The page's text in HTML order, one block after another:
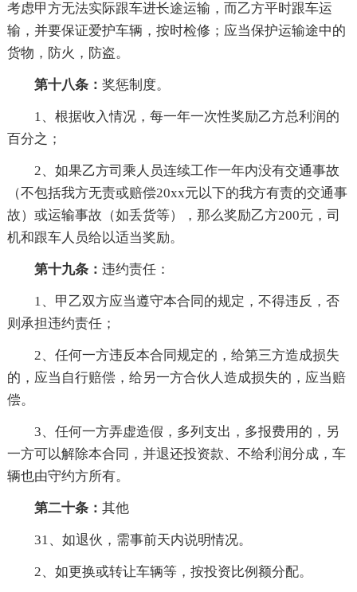
考虑甲方无法实际跟车进长途运输，而乙方平时跟车运
输，并要保证爱护车辆，按时检修；应当保护运输途中的
货物，防火，防盗。
第十八条： 奖惩制度。
1、根据收入情况，每一年一次性奖励乙方总利润的
百分之；
2、如果乙方司乘人员连续工作一年内没有交通事故
（不包括我方无责或赔偿20xx元以下的我方有责的交通事
故）或运输事故（如丢货等），那么奖励乙方200元，司
机和跟车人员给以适当奖励。
第十九条： 违约责任：
1、甲乙双方应当遵守本合同的规定，不得违反，否
则承担违约责任；
2、任何一方违反本合同规定的，给第三方造成损失
的，应当自行赔偿，给另一方合伙人造成损失的，应当赔
偿。
3、任何一方弄虚造假，多列支出，多报费用的，另
一方可以解除本合同，并退还投资款、不给利润分成，车
辆也由守约方所有。
第二十条： 其他
31、如退伙，需事前天内说明情况。
2、如更换或转让车辆等，按投资比例额分配。